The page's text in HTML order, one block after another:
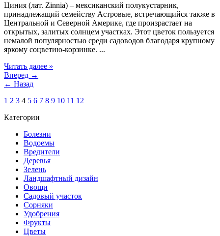
Циния (лат. Zinnia) – мексиканский полукустарник,
принадлежащий семейству Астровые, встречающийся также в
Центральной и Северной Америке, где произрастает на
открытых, залитых солнцем участках. Этот цветок пользуется
немалой популярностью среди садоводов благодаря крупному
яркому соцветию-корзинке. ...
Читать далее »
Вперед →
← Назад
1 2 3 4 5 6 7 8 9 10 11 12
Категории
Болезни
Водоемы
Вредители
Деревья
Зелень
Ландшафтный дизайн
Овощи
Садовый участок
Сорняки
Удобрения
Фрукты
Цветы